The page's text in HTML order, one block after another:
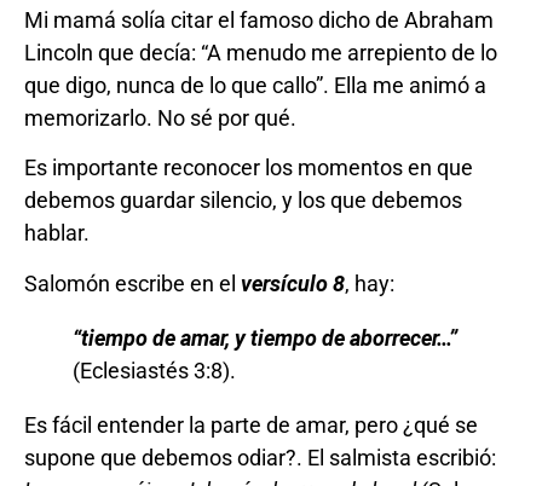
Mi mamá solía citar el famoso dicho de Abraham
Lincoln que decía: “A menudo me arrepiento de lo
que digo, nunca de lo que callo”. Ella me animó a
memorizarlo. No sé por qué.
Es importante reconocer los momentos en que
debemos guardar silencio, y los que debemos
hablar.
Salomón escribe en el versículo 8, hay:
“tiempo de amar, y tiempo de aborrecer…”
(Eclesiastés 3:8).
Es fácil entender la parte de amar, pero ¿qué se
supone que debemos odiar?. El salmista escribió: